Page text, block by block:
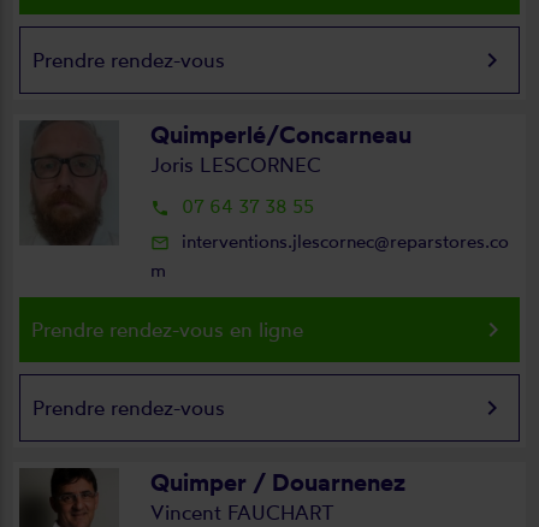
Prendre rendez-vous keyboard_arrow_right
Quimperlé/Concarneau
Joris LESCORNEC
local_phone 07 64 37 38 55
mail_outline
interventions.jlescornec@reparstores.co
m
Prendre rendez-vous en ligne keyboard_arrow_right
Prendre rendez-vous keyboard_arrow_right
Quimper / Douarnenez
Vincent FAUCHART